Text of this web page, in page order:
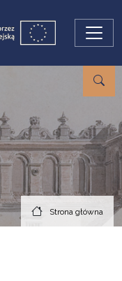
Strona główna